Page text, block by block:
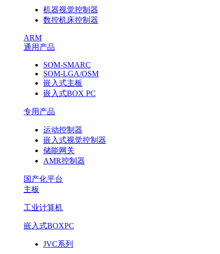
机器视觉控制器
数控机床控制器
ARM
通用产品
SOM-SMARC
SOM-LGA/OSM
嵌入式主板
嵌入式BOX PC
专用产品
运动控制器
嵌入式视觉控制器
储能网关
AMR控制器
国产化平台
主板
工业计算机
嵌入式BOXPC
JVC系列